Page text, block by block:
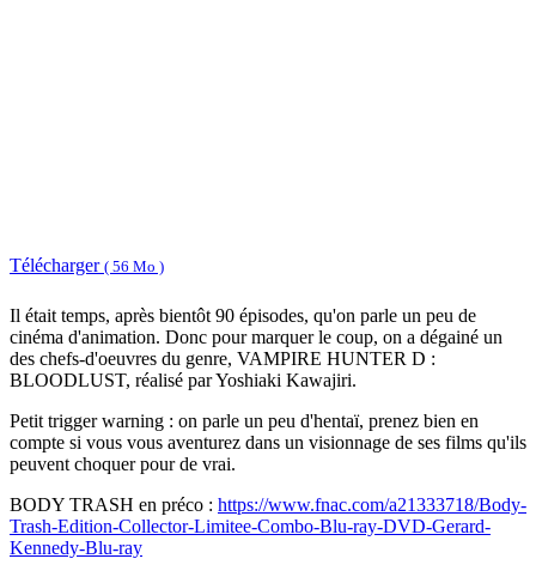
Télécharger ( 56 Mo )
Il était temps, après bientôt 90 épisodes, qu'on parle un peu de
cinéma d'animation. Donc pour marquer le coup, on a dégainé un
des chefs-d'oeuvres du genre, VAMPIRE HUNTER D :
BLOODLUST, réalisé par Yoshiaki Kawajiri.
Petit trigger warning : on parle un peu d'hentaï, prenez bien en
compte si vous vous aventurez dans un visionnage de ses films qu'ils
peuvent choquer pour de vrai.
BODY TRASH en préco : https://www.fnac.com/a21333718/Body-
Trash-Edition-Collector-Limitee-Combo-Blu-ray-DVD-Gerard-
Kennedy-Blu-ray